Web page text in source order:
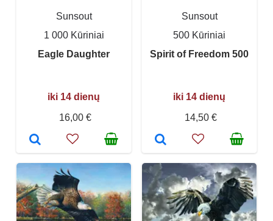
Sunsout
1 000 Kūriniai
Eagle Daughter
iki 14 dienų
16,00 €
Sunsout
500 Kūriniai
Spirit of Freedom 500
iki 14 dienų
14,50 €